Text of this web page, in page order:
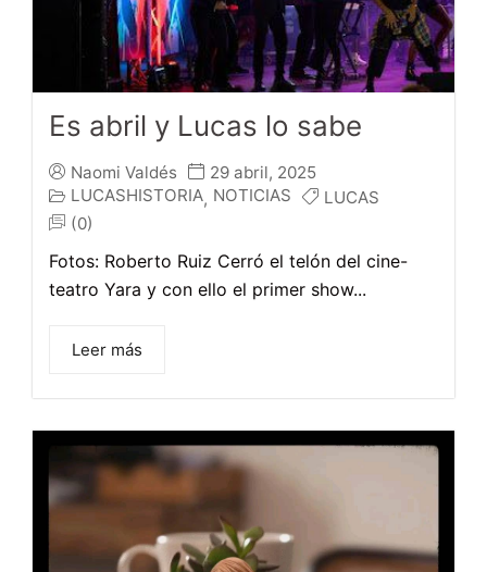
Es abril y Lucas lo sabe
Naomi Valdés
29 abril, 2025
LUCASHISTORIA, NOTICIAS
LUCAS
(0)
Fotos: Roberto Ruiz Cerró el telón del cine-
teatro Yara y con ello el primer show...
Leer más